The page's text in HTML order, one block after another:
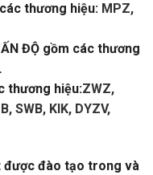
thương hiệu: MPZ,
ĐỘ gồm các thương
thương hiệu:ZWZ,
SWB, KIK, DYZV,
được đào tạo trong và